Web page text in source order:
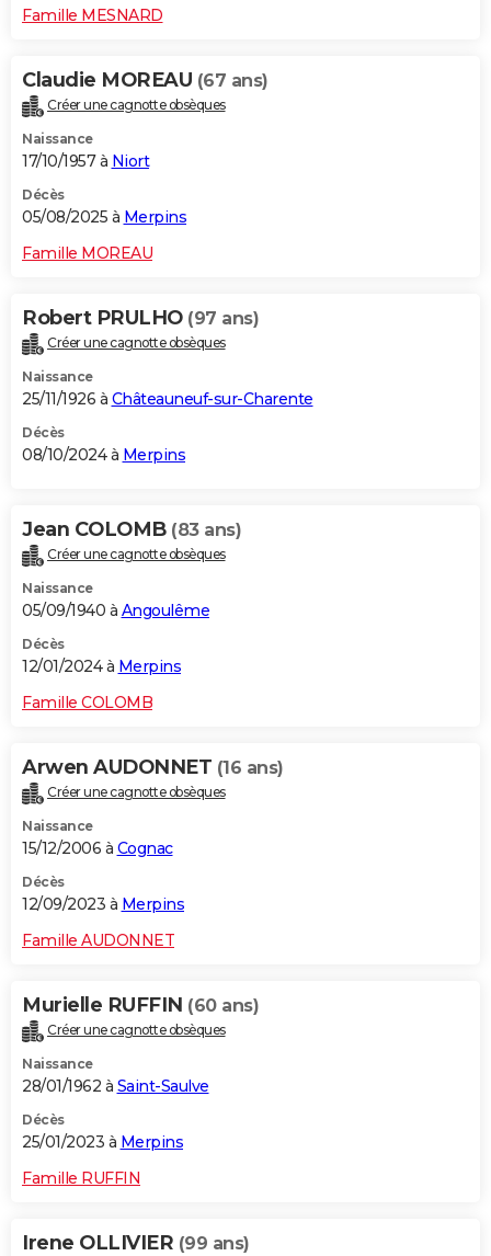
Famille MESNARD
Claudie MOREAU (67 ans)
Créer une cagnotte obsèques
Naissance
17/10/1957 à Niort
Décès
05/08/2025 à Merpins
Famille MOREAU
Robert PRULHO (97 ans)
Créer une cagnotte obsèques
Naissance
25/11/1926 à Châteauneuf-sur-Charente
Décès
08/10/2024 à Merpins
Jean COLOMB (83 ans)
Créer une cagnotte obsèques
Naissance
05/09/1940 à Angoulême
Décès
12/01/2024 à Merpins
Famille COLOMB
Arwen AUDONNET (16 ans)
Créer une cagnotte obsèques
Naissance
15/12/2006 à Cognac
Décès
12/09/2023 à Merpins
Famille AUDONNET
Murielle RUFFIN (60 ans)
Créer une cagnotte obsèques
Naissance
28/01/1962 à Saint-Saulve
Décès
25/01/2023 à Merpins
Famille RUFFIN
Irene OLLIVIER (99 ans)